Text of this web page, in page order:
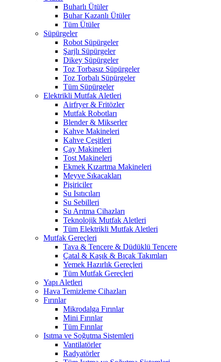
Buharlı Ütüler
Buhar Kazanlı Ütüler
Tüm Ütüler
Süpürgeler
Robot Süpürgeler
Şarjlı Süpürgeler
Dikey Süpürgeler
Toz Torbasız Süpürgeler
Toz Torbalı Süpürgeler
Tüm Süpürgeler
Elektrikli Mutfak Aletleri
Airfryer & Fritözler
Mutfak Robotları
Blender & Mikserler
Kahve Makineleri
Kahve Çeşitleri
Çay Makineleri
Tost Makineleri
Ekmek Kızartma Makineleri
Meyve Sıkacakları
Pişiriciler
Su Isıtıcıları
Su Sebilleri
Su Arıtma Cihazları
Teknolojik Mutfak Aletleri
Tüm Elektrikli Mutfak Aletleri
Mutfak Gereçleri
Tava & Tencere & Düdüklü Tencere
Çatal & Kaşık & Bıçak Takımları
Yemek Hazırlık Gereçleri
Tüm Mutfak Gereçleri
Yapı Aletleri
Hava Temizleme Cihazları
Fırınlar
Mikrodalga Fırınlar
Mini Fırınlar
Tüm Fırınlar
Isıtma ve Soğutma Sistemleri
Vantilatörler
Radyatörler